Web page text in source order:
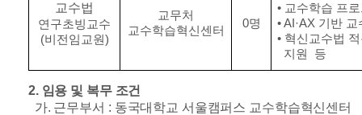
교수법
연구초빙교수
(비전임교원)
교무처
교수학습혁신센터
0명
• 교수학습 프
•AI·AX 기반 교
• 혁신교수법
지원 등
2. 임용 및 복무 조건
가. 근무부서 : 동국대학교 서울캠퍼스 교수학습혁신센터